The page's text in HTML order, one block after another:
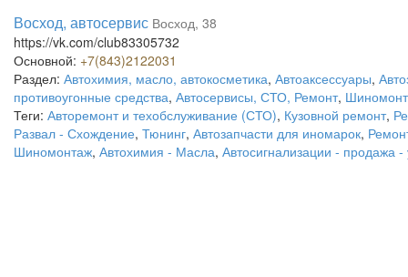
Восход, автосервис Восход, 38
https://vk.com/club83305732
Основной: +7(843)2122031
Раздел: Автохимия, масло, автокосметика, Автоаксессуары,
противоугонные средства, Автосервисы, СТО, Ремонт,
Теги: Авторемонт и техобслуживание (СТО), Кузовной ремонт,
Развал - Схождение, Тюнинг, Автозапчасти для иномарок,
Шиномонтаж, Автохимия - Масла, Автосигнализации - продажа -